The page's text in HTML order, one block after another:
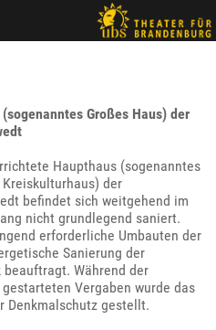
Großes Haus) der
Haupthaus (sogenanntes
Kreiskulturhaus) der
befindet sich weitgehend im
nicht grundlegend saniert.
erforderliche Umbauten der
Sanierung der
Während der
Vergaben wurde das
Denkmalschutz gestellt.